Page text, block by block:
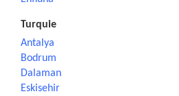
Turquie
Antalya
Bodrum
Dalaman
Eskisehir